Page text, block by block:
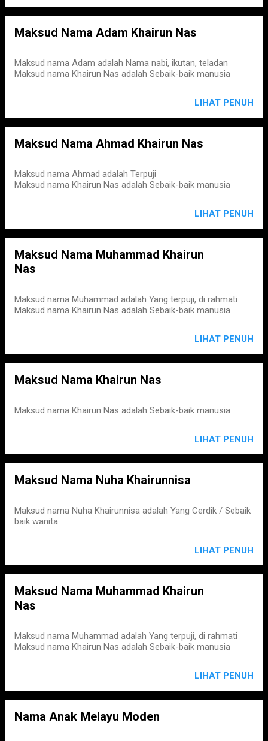
Maksud Nama Adam Khairun Nas
Maksud nama Adam adalah Nama nabi, ikutan, teladan
Maksud nama Khairun Nas adalah Sebaik-baik manusia
LIHAT PENUH
Maksud Nama Ahmad Khairun Nas
Maksud nama Ahmad adalah Terpuji
Maksud nama Khairun Nas adalah Sebaik-baik manusia
LIHAT PENUH
Maksud Nama Muhammad Khairun
Nas
Maksud nama Muhammad adalah Yang terpuji, di rahmati
Maksud nama Khairun Nas adalah Sebaik-baik manusia
LIHAT PENUH
Maksud Nama Khairun Nas
Maksud nama Khairun Nas adalah Sebaik-baik manusia
LIHAT PENUH
Maksud Nama Nuha Khairunnisa
Maksud nama Nuha Khairunnisa adalah Yang Cerdik / Sebaik
baik wanita
LIHAT PENUH
Maksud Nama Muhammad Khairun
Nas
Maksud nama Muhammad adalah Yang terpuji, di rahmati
Maksud nama Khairun Nas adalah Sebaik-baik manusia
LIHAT PENUH
Nama Anak Melayu Moden